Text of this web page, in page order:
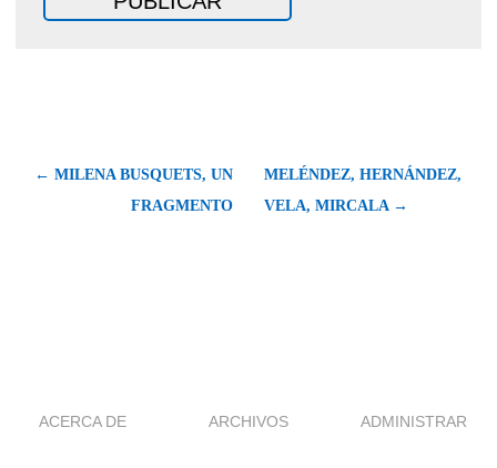
← MILENA BUSQUETS, UN
FRAGMENTO
MELÉNDEZ, HERNÁNDEZ,
VELA, MIRCALA →
ACERCA DE ARCHIVOS ADMINISTRAR